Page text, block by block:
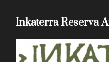
Inkaterra Reserva